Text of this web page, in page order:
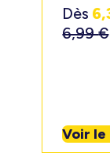
Dès
6,99€
Voir